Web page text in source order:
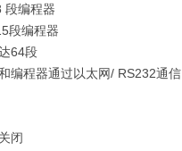
段编程器
段编程器
64段
编程器通过以太网/ RS232通信
闭